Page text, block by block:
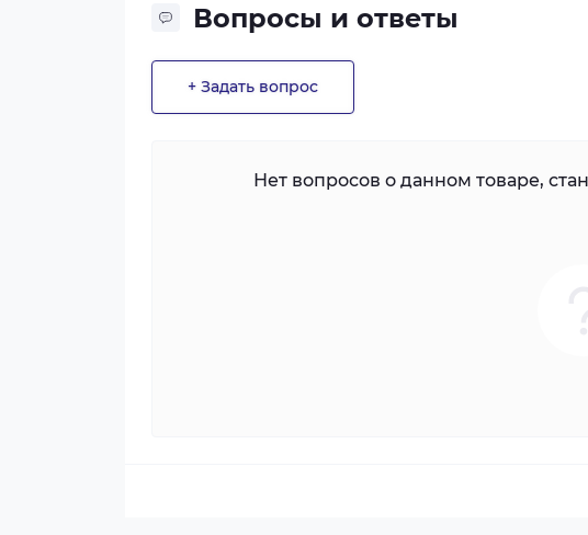
Вопросы и ответы
+ Задать вопрос
Нет вопросов о данном товаре,